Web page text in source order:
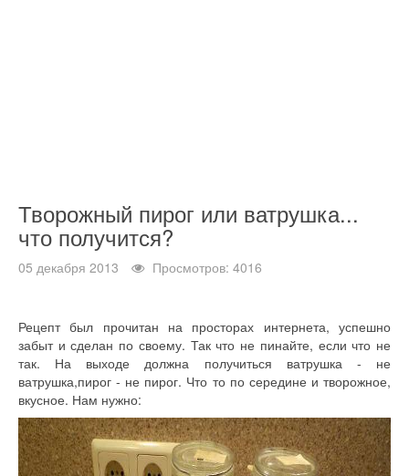
Творожный пирог или ватрушка...
что получится?
05 декабря 2013 Просмотров: 4016
Рецепт был прочитан на просторах интернета, успешно
забыт и сделан по своему. Так что не пинайте, если что не
так. На выходе должна получиться ватрушка - не
ватрушка,пирог - не пирог. Что то по середине и творожное,
вкусное. Нам нужно: